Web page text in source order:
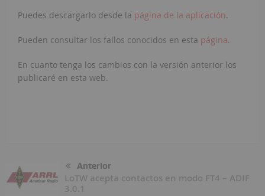
Puedes descargarlo desde la página de la aplicación.
Pueden consultar los fallos conocidos en esta página.
En cuanto tenga los cambios con la versión anterior los
publicaré en esta web.
Anterior
LoTW acepta contactos en modo FT4 – ADIF
3.0.1